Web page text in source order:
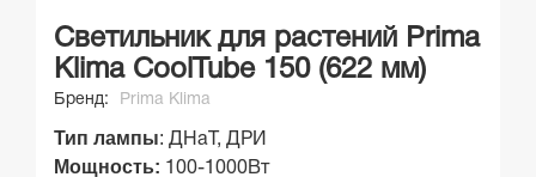
Светильник для растений Prima
Klima CoolTube 150 (622 мм)
Бренд: Prima Klima
Тип лампы: ДНаТ, ДРИ
Мощность: 100-1000Вт